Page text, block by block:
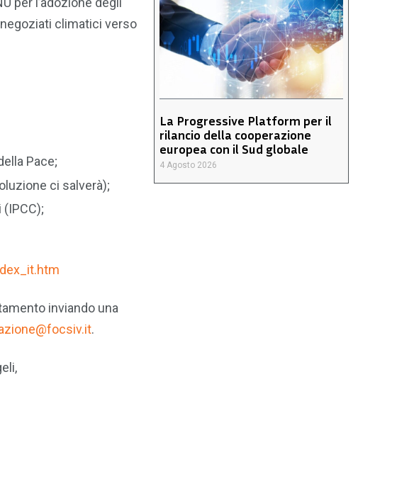
climatici verso
Pace;
ci salverà);
inviando una
.
La Progressive Platform per il
rilancio della cooperazione
europea con il Sud globale
4 Agosto 2026